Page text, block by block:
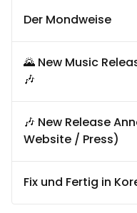
Der Mondweise
🌄 New Music
🎶
🎶 New Release
Website / Press)
Fix und Fertig in